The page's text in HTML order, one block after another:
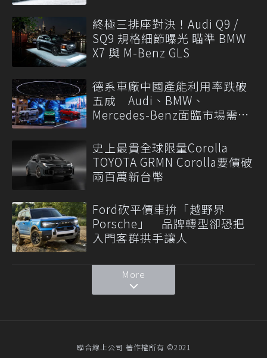
終極三排座對決！Audi Q9 /
SQ9 規格細節曝光 瞄準 BMW
X7 與 M-Benz GLS
德系車廠中國產能利用率跌破
五成 Audi、BMW、
Mercedes-Benz面臨市場需求
史上最貴全球限量Corolla
TOYOTA GRMN Corolla要價破
兩百萬新台幣
Ford砍平價車拚「越野界
Porsche」 品牌轉型卻恐把
入門客群拱手讓人
More
聯合線上公司 著作權所有 ©2021